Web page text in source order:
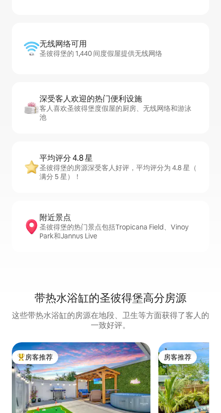
无线网络可用
圣彼得堡的 1,440 间度假屋提供无线网络
深受客人欢迎的热门便利设施
客人喜欢圣彼得堡度假屋的厨房、无线网络和游泳
池
平均评分 4.8 星
圣彼得堡的房源深受客人好评，平均评分为 4.8 星（
满分 5 星）！
附近景点
圣彼得堡的热门景点包括Tropicana Field、Vinoy
Park和Jannus Live
带热水浴缸的圣彼得堡高分房源
这些带热水浴缸的房源在地段、卫生等方面获得了客人的
一致好评。
热门「房客推荐」
房客推荐 房客推荐
房客推荐